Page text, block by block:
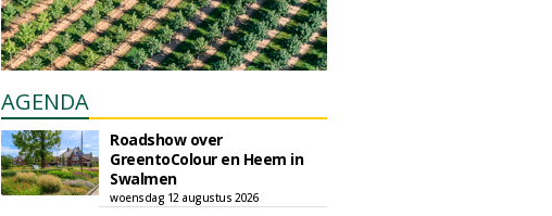
AGENDA
Roadshow over
GreentoColour en Heem in
Swalmen
woensdag 12 augustus 2026